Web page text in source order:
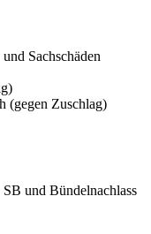
Sachschäden
(gegen Zuschlag)
und Bündelnachlass